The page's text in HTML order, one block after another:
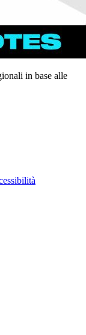
in base alle